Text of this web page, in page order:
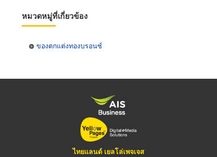
หมวดหมู่ที่เกี่ยวข้อง
ของตกแต่งทองบรอนซ์
ไทยแลนด์ เยลโล่เพจเจส